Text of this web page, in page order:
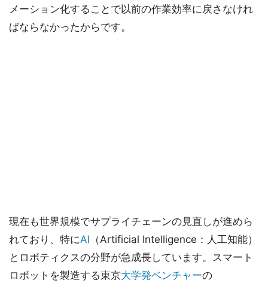
メーション化することで以前の作業効率に戻さなけれ
ばならなかったからです。
現在も世界規模でサプライチェーンの見直しが進めら
れており、特にAI （Artificial Intelligence：人工知能）
とロボティクスの分野が急成長しています。スマート
ロボットを製造する東京大学発ベンチャーの